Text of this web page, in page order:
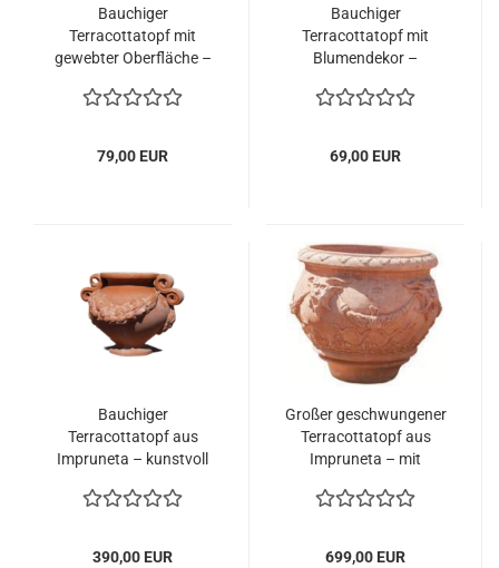
Bauchiger
Terracottatopf mit
gewebter Oberfläche –
Impruneta, frostfest
79,00 EUR
Bauchiger
Terracottatopf mit
Blumendekor –
und dekorativ
69,00 EUR
Bauchiger
Terracottatopf aus
Impruneta – kunstvoll
Volutengriffen
390,00 EUR
Großer geschwungener
Terracottatopf aus
Impruneta – mit
Traubenmotiven
699,00 EUR